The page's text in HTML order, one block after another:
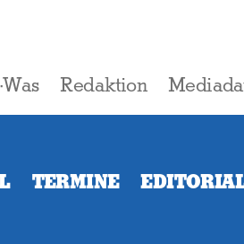
Redaktion
TERMINE